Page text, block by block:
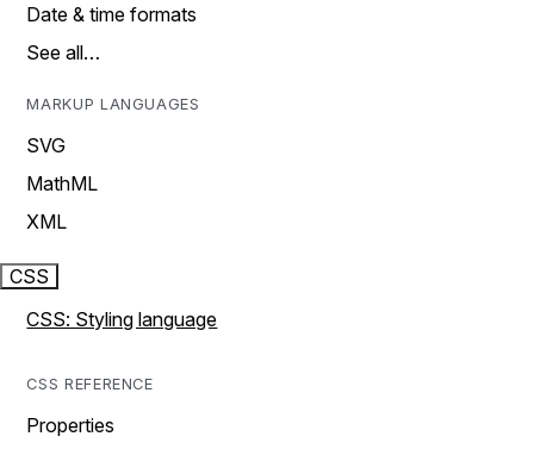
Date & time formats
See all…
MARKUP LANGUAGES
SVG
MathML
XML
CSS
CSS: Styling language
CSS REFERENCE
Properties